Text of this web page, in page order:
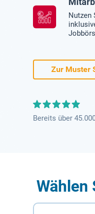
Nutzen
Zur Muster
Bereits über
Wählen